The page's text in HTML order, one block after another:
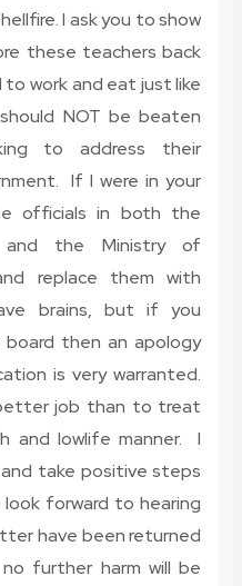
I ask you to show
these teachers back
work and eat just like
NOT be beaten
to address their
If I were in your
officials in both the
and the Ministry of
replace them with
brains, but if you
then an apology
is very warranted.
job than to treat
and lowlife manner. I
take positive steps
forward to hearing
have been returned
further harm will be